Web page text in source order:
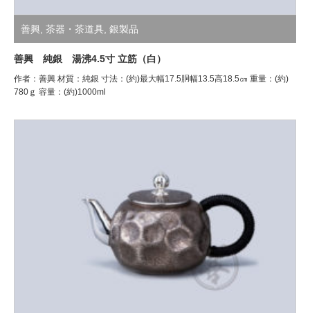
善興 茶器・茶道具 銀製品
善興 純銀 湯沸4.5寸 立筋（白）
作者：善興 材質：純銀 寸法：(約)最大幅17.5胴幅13.5高18.5㎝ 重量：(約)
780ｇ 容量：(約)1000ml